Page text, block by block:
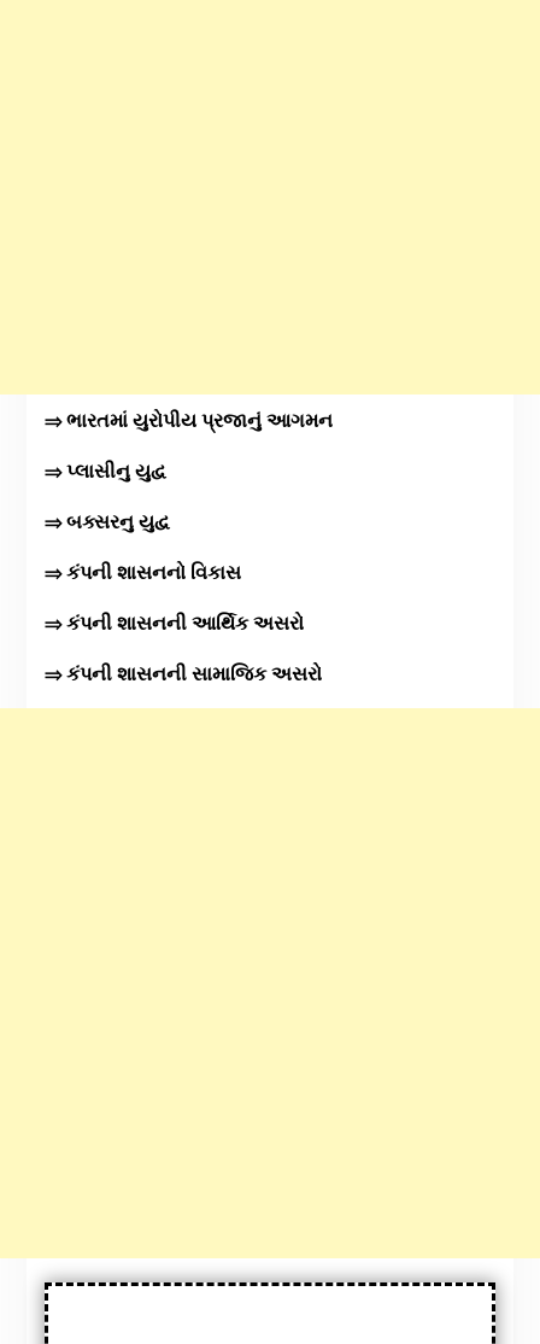
⇒ ભારતમાં યુરોપીય પ્રજાનું આગમન
⇒ પ્લાસીનુ યુદ્વ
⇒ બક્સરનુ યુદ્વ
⇒ કંપની શાસનનો વિકાસ
⇒ કંપની શાસનની આર્થિક અસરો
⇒ કંપની શાસનની સામાજિક અસરો